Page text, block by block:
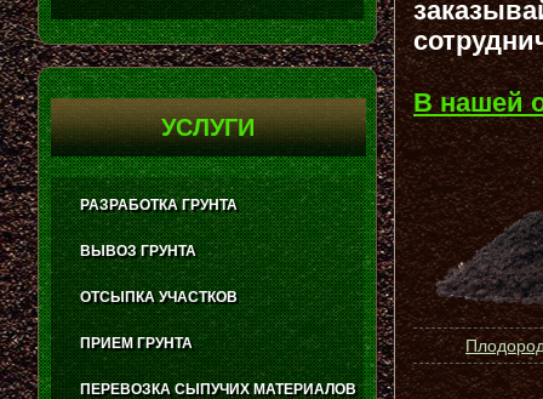
В нашей
УСЛУГИ
РАЗРАБОТКА ГРУНТА
ВЫВОЗ ГРУНТА
ОТСЫПКА УЧАСТКОВ
ПРИЕМ ГРУНТА
ПЕРЕВОЗКА СЫПУЧИХ МАТЕРИАЛОВ